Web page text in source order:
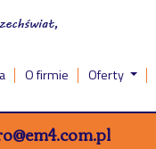
O firmie Oferty